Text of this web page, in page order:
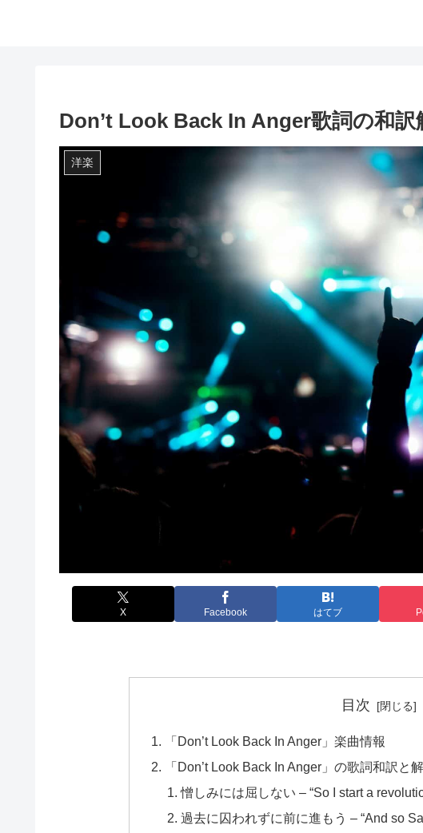
Don’t Look Back In Anger歌詞の和訳
洋楽
X Facebook はてブ
目次
「Don’t Look Back In Anger」楽曲情報
「Don’t Look Back In Anger」の歌詞和訳と
憎しみには屈しない – “So I start a
過去に囚われずに前に進もう – “And so